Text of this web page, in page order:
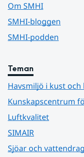
Om SMHI
SMHI-bloggen
SMHI-podden
Teman
Havsmiljö i kust och
Kunskapscentrum
Luftkvalitet
SIMAIR
Sjöar och vattendrag